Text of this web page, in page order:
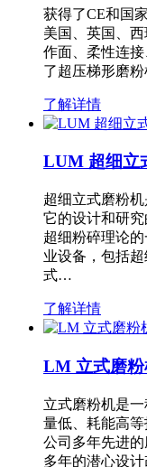
获得了CE和国
美国、英国、
作面、柔性连
了超压梯形磨
了解详情
LUM 超细立
超细立式磨粉
它的设计和研
超细粉碎理论
业设备，包括
式…
了解详情
LM 立式磨
立式磨粉机是
量低、耗能高
公司多年先进
多年的潜心设